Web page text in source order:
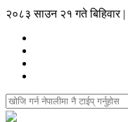
२०८३ साउन २१ गते बिहिवार |